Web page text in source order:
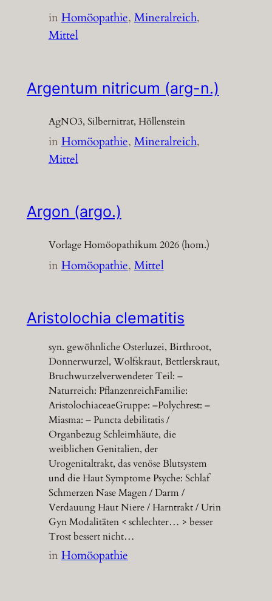
inHomöopathie, Mineralreich
Mittel
Argentum nitricum (arg-n.)
AgNO3, Silbernitrat, Höllenstein
inHomöopathie, Mineralreich
Mittel
Argon (argo.)
Vorlage Homöopathikum 2026 (hom.)
inHomöopathie, Mittel
Aristolochia clematitis
syn. gewöhnliche Osterluzei, Birthroot,
Donnerwurzel, Wolfskraut, Bettlerskraut,
Bruchwurzelverwendeter Teil: –
Naturreich: PflanzenreichFamilie:
AristolochiaceaeGruppe: –Polychrest: –
Miasma: – Puncta debilitatis /
Organbezug Schleimhäute, die
weiblichen Genitalien, der
Urogenitaltrakt, das venöse Blutsystem
und die Haut Symptome Psyche: Schlaf
Schmerzen Nase Magen / Darm /
Verdauung Haut Niere / Harntrakt / Urin
Gyn Modalitäten < schlechter… > besser
Trost bessert nicht…
inHomöopathie